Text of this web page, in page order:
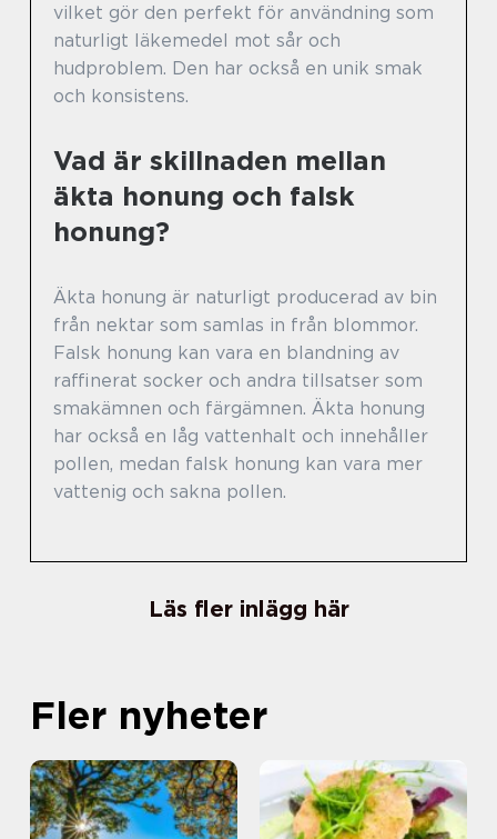
vilket gör den perfekt för användning som
naturligt läkemedel mot sår och
hudproblem. Den har också en unik smak
och konsistens.
Vad är skillnaden mellan
äkta honung och falsk
honung?
Äkta honung är naturligt producerad av bin
från nektar som samlas in från blommor.
Falsk honung kan vara en blandning av
raffinerat socker och andra tillsatser som
smakämnen och färgämnen. Äkta honung
har också en låg vattenhalt och innehåller
pollen, medan falsk honung kan vara mer
vattenig och sakna pollen.
Läs fler inlägg här
Fler nyheter